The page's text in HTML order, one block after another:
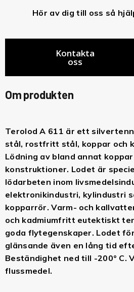
Hör av dig till oss så
Kontakta
oss
Om produkten
Terolod A 611 är ett
stål, rostfritt stål, koppar och
Lödning av bland annat
konstruktioner. Lodet är
lödarbeten inom
elektronikindustri, kylindustri
kopparrör. Varm- och
och kadmiumfritt eutektiskt
goda flytegenskaper. Lodet
glänsande även en lång tid
Beständighet ned till -200° C.
flussmedel.